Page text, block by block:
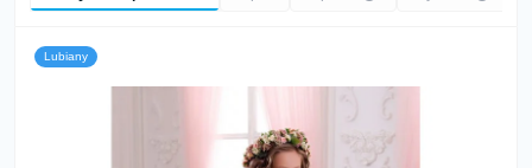
Lubiany